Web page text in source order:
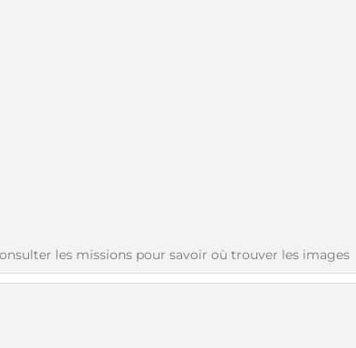
les missions pour savoir où trouver les images